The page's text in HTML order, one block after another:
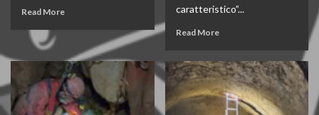
Read More
caratteristico”...
Read More